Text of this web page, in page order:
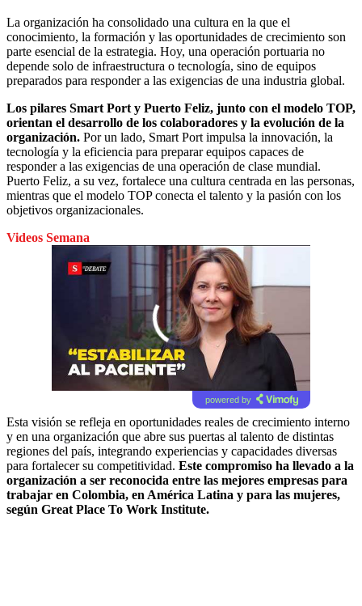
La organización ha consolidado una cultura en la que el
conocimiento, la formación y las oportunidades de crecimiento son
parte esencial de la estrategia. Hoy, una operación portuaria no
depende solo de infraestructura o tecnología, sino de equipos
preparados para responder a las exigencias de una industria global.
Los pilares Smart Port y Puerto Feliz, junto con el modelo TOP,
orientan el desarrollo de los colaboradores y la evolución de la
organización. Por un lado, Smart Port impulsa la innovación, la
tecnología y la eficiencia para preparar equipos capaces de
responder a las exigencias de una operación de clase mundial.
Puerto Feliz, a su vez, fortalece una cultura centrada en las personas,
mientras que el modelo TOP conecta el talento y la pasión con los
objetivos organizacionales.
Videos Semana
00:00/01:35
powered by
Esta visión se refleja en oportunidades reales de crecimiento interno
y en una organización que abre sus puertas al talento de distintas
regiones del país, integrando experiencias y capacidades diversas
para fortalecer su competitividad. Este compromiso ha llevado a la
organización a ser reconocida entre las mejores empresas para
trabajar en Colombia, en América Latina y para las mujeres,
según Great Place To Work Institute.